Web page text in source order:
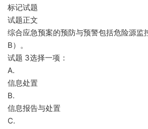
标记试题
试题正文
综合应急预案的预防与预警包括危险源监
B）。
试题 3选择一项：
A.
信息处置
B.
信息报告与处置
C.